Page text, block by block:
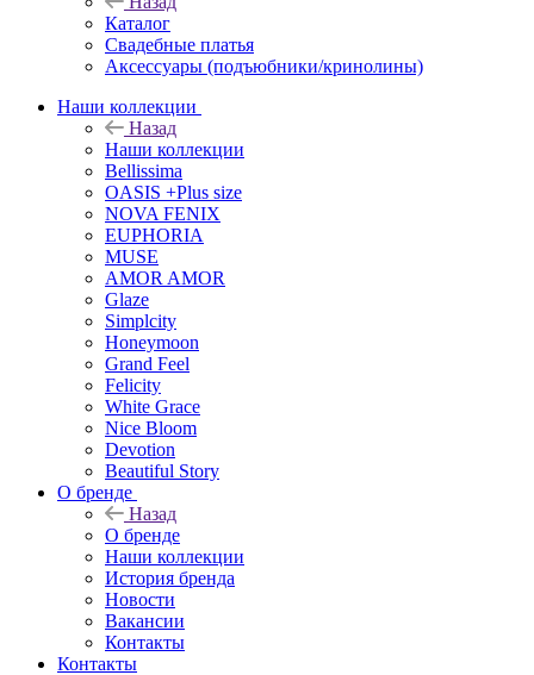
Каталог
Свадебные платья
Аксессуары (подъюбники/кринолины)
Наши коллекции
Назад
Наши коллекции
Bellissima
OASIS +Plus size
NOVA FENIX
EUPHORIA
MUSE
AMOR AMOR
Glaze
Simplcity
Honeymoon
Grand Feel
Felicity
White Grace
Nice Bloom
Devotion
Beautiful Story
О бренде
Назад
О бренде
Наши коллекции
История бренда
Новости
Вакансии
Контакты
Контакты